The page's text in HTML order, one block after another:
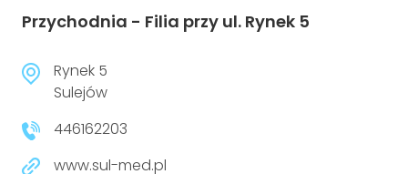
Przychodnia - Filia przy ul. Rynek 5
Rynek 5
Sulejów
446162203
www.sul-med.pl